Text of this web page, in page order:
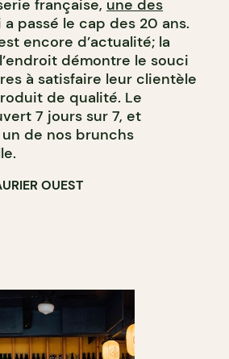
française, une des
a passé le cap des 20 ans.
encore d’actualité; la
démontre le souci
à satisfaire leur clientèle
de qualité. Le
7 jours sur 7, et
de nos brunchs
OUEST